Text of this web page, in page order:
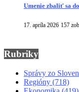
Umenie zbaliť sa
17. apríla 2026 157
Rubriky
Správy zo
Regióny (718)